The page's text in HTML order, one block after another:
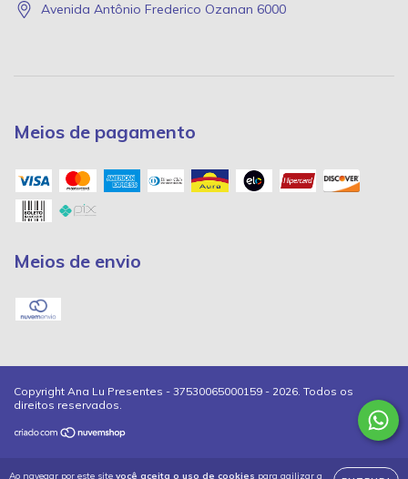
Ao navegar por este site você aceita o uso de cookies para agilizar a
Avenida Antônio Frederico Ozanan 6000
Meios de pagamento
Meios de envio
Copyright Ana Lu Presentes - 37530065000159 - 2026. Todos os
direitos reservados.